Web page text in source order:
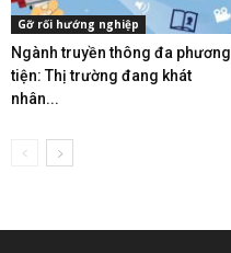
Gỡ rối hướng nghiệp
Ngành truyền thông đa phương
tiện: Thị trường đang khát
nhân...